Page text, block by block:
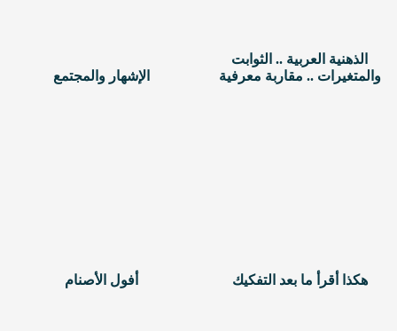
الذهنية العربية .. الثوابت
والمتغيرات .. مقاربة معرفية
الإشهار والمجتمع
هكذا أقرأ ما بعد التفكيك أفول الأصنام